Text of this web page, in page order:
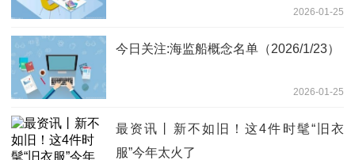
2026-01-25
今日关注:海监船概念名单（2026/1/23）
2026-01-25
最资讯丨新不如旧！这4件时髦“旧衣
服”今年太火了